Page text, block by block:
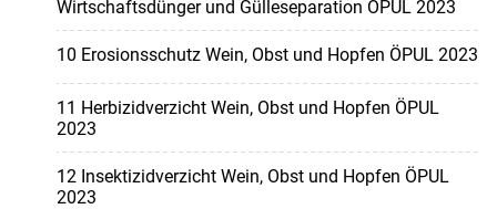
Wirtschaftsdünger und Gülleseparation ÖPUL 2023
10 Erosionsschutz Wein, Obst und Hopfen ÖPUL 2023
11 Herbizidverzicht Wein, Obst und Hopfen ÖPUL
2023
12 Insektizidverzicht Wein, Obst und Hopfen ÖPUL
2023